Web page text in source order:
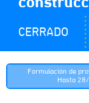
CERRADO
Formulación de
Hasta